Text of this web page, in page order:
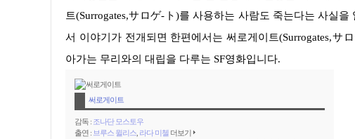
트(Surrogates,サロゲ-ト)를 사용하는 사람도 죽는다는 사실
서 이야기가 전개되면 한편에서는 써로게이트(Surrogates,
아가는 무리와의 대립을 다루는 SF영화입니다.
써로게이트
감독 : 조나단 모스토우
출연 : 브루스 윌리스 라다 미첼 더보기